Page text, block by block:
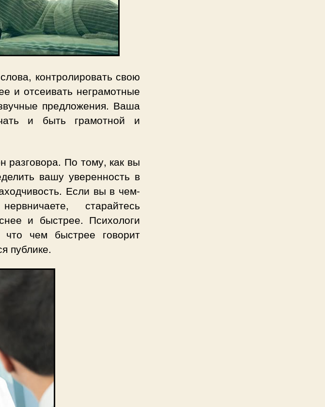
контролировать свою
и отсеивать неграмотные
предложения. Ваша
и быть грамотной и
разговора. По тому, как вы
вашу уверенность в
Если вы в чем-
старайтесь
и быстрее. Психологи
чем быстрее говорит
публике.